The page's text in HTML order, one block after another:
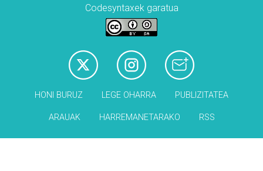
Codesyntaxek garatua
HONI BURUZ LEGE OHARRA PUBLIZITATEA
ARAUAK HARREMANETARAKO RSS